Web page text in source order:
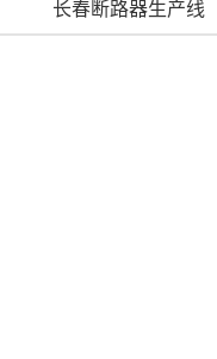
长春断路器生产线